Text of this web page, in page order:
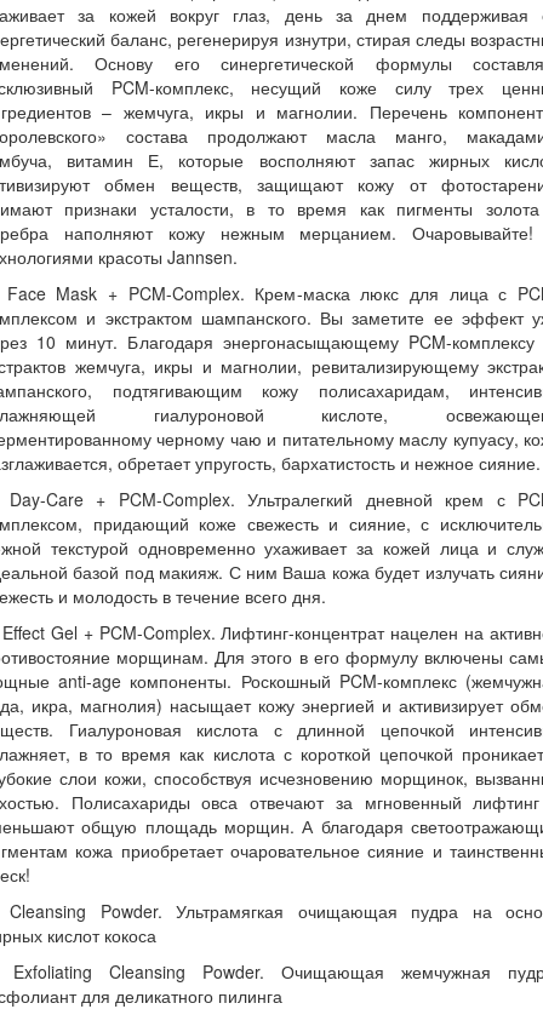
за кожей вокруг глаз, день за днем поддерживая
баланс, регенерируя изнутри, стирая следы
Основу его синергетической формулы
PCM-комплекс, несущий коже силу трех
– жемчуга, икры и магнолии. Перечень
состава продолжают масла манго,
витамин Е, которые восполняют запас жирных
обмен веществ, защищают кожу от
признаки усталости, в то время как пигменты
наполняют кожу нежным мерцанием.
красоты Jannsen.
Mask + PCM-Complex. Крем-маска люкс для лица с
и экстрактом шампанского. Вы заметите ее эффект
10 минут. Благодаря энергонасыщающему PCM-комплексу
жемчуга, икры и магнолии, ревитализирующему
подтягивающим кожу полисахаридам,
гиалуроновой кислоте,
черному чаю и питательному маслу купуасу,
обретает упругость, бархатистость и нежное сияние.
Care + PCM-Complex. Ультралегкий дневной крем с
придающий коже свежесть и сияние, с
текстурой одновременно ухаживает за кожей лица и
базой под макияж. С ним Ваша кожа будет излучать
и молодость в течение всего дня.
Gel + PCM-Complex. Лифтинг-концентрат нацелен на
морщинам. Для этого в его формулу включены
anti-age компоненты. Роскошный PCM-комплекс
икра, магнолия) насыщает кожу энергией и активизирует
Гиалуроновая кислота с длинной цепочкой
в то время как кислота с короткой цепочкой
слои кожи, способствуя исчезновению морщинок,
Полисахариды овса отвечают за мгновенный
общую площадь морщин. А благодаря
кожа приобретает очаровательное сияние и
Powder. Ультрамягкая очищающая пудра на
кислот кокоса
Exfoliating Cleansing Powder. Очищающая жемчужная
для деликатного пилинга